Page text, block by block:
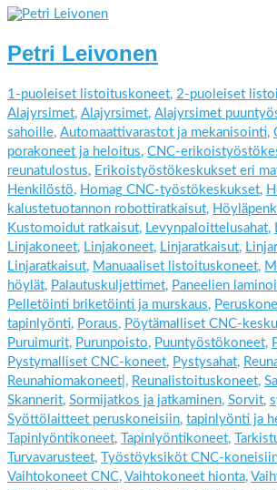
Petri Leivonen
1-puoleiset listoituskoneet, 2-puoleiset
Alajyrsimet, Alajyrsimet, Alajyrsimet
sahoille, Automaattivarastot ja mekanisointi,
porakoneet ja heloitus, CNC-
reunatulostus, Erikoistyöstökeskukset eri
Henkilöstö, Homag CNC-työstökeskukset,
kalustetuotannon robottiratkaisut,
Kustomoidut ratkaisut, Levynpaloittelusahat,
Linjakoneet, Linjakoneet, Linjaratkaisut,
Linjaratkaisut, Manuaaliset listoituskoneet,
höylät, Palautuskuljettimet, Paneelien
Pelletöinti briketöinti ja murskaus,
tapinlyönti, Poraus, Pöytämalliset CNC-
Puruimurit, Purunpoisto, Puuntyöstökoneet,
Pystymalliset CNC-koneet, Pystysahat,
Reunahiomakoneet| , Reunalistoituskoneet,
Skannerit, Sormijatkos ja jatkaminen, Sorvit,
Syöttölaitteet peruskoneisiin, tapinlyönti ja
Tapinlyöntikoneet, Tapinlyöntikoneet,
Turvavarusteet, Työstöyksiköt CNC-
Vaihtokoneet CNC, Vaihtokoneet hionta,